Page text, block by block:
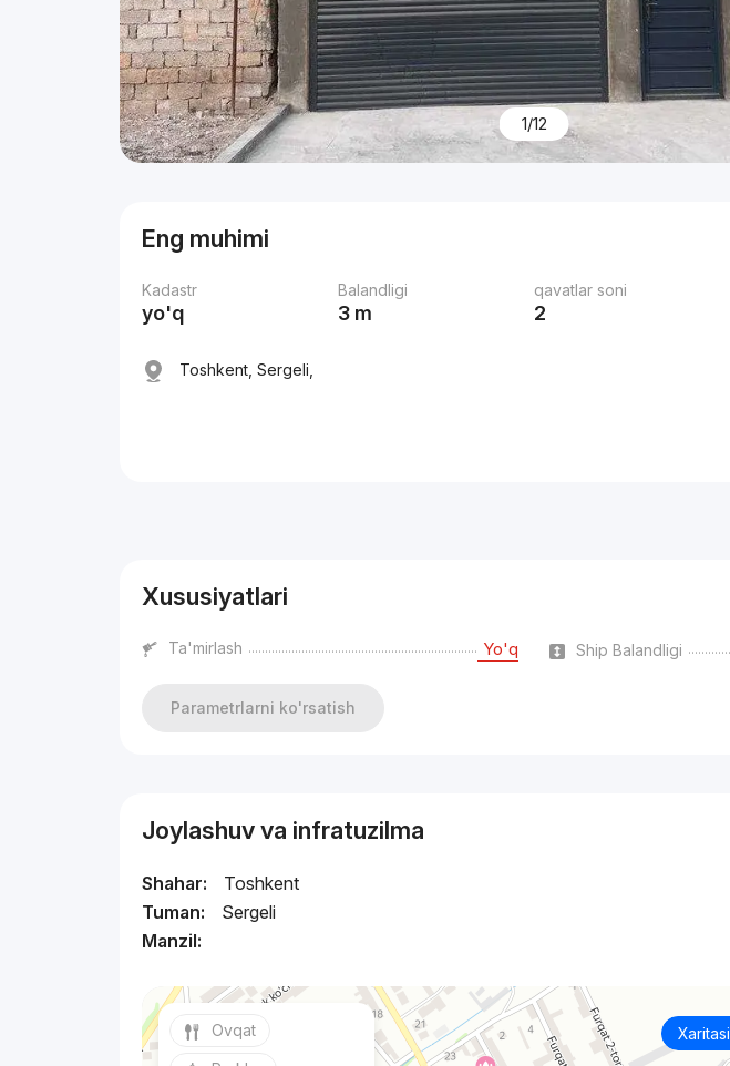
1/12
Eng muhimi
Kadastr
yo'q
Balandligi
3 m
qavatlar soni
2
Toshkent, Sergeli,
Xususiyatlari
Ta'mirlash Yo'q Ship Balandligi
Parametrlarni ko'rsatish
Joylashuv va infratuzilma
Shahar:
Toshkent
Tuman:
Sergeli
Manzil:
Xaritasi
Ovqat